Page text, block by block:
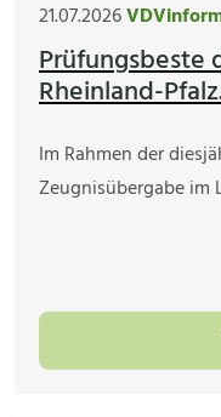
21.07.2026
Prüfungsbeste
Rheinland-
Im Rahmen der
Zeugnisübergabe im